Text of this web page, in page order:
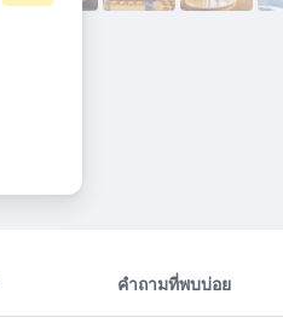
คำถามที่พบบ่อย